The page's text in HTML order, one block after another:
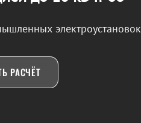
электроустановок
РАСЧЁТ